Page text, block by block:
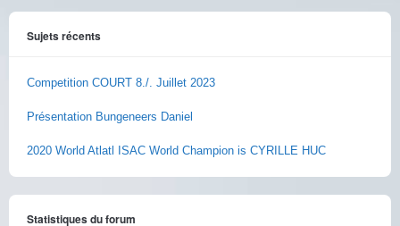
Sujets récents
Competition COURT 8./. Juillet 2023
Présentation Bungeneers Daniel
2020 World Atlatl ISAC World Champion is CYRILLE HUC
Statistiques du forum